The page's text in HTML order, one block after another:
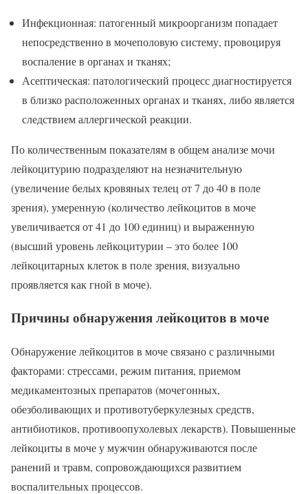
Инфекционная: патогенный микроорганизм попадает
непосредственно в мочеполовую систему, провоцируя
воспаление в органах и тканях;
Асептическая: патологический процесс диагностируется
в близко расположенных органах и тканях, либо является
следствием аллергической реакции.
По количественным показателям в общем анализе мочи
лейкоцитурию подразделяют на незначительную
(увеличение белых кровяных телец от 7 до 40 в поле
зрения), умеренную (количество лейкоцитов в моче
увеличивается от 41 до 100 единиц) и выраженную
(высший уровень лейкоцитурии – это более 100
лейкоцитарных клеток в поле зрения, визуально
проявляется как гной в моче).
Причины обнаружения лейкоцитов в моче
Обнаружение лейкоцитов в моче связано с различными
факторами: стрессами, режим питания, приемом
медикаментозных препаратов (мочегонных,
обезболивающих и противотуберкулезных средств,
антибиотиков, противоопухолевых лекарств). Повышенные
лейкоциты в моче у мужчин обнаруживаются после
ранений и травм, сопровождающихся развитием
воспалительных процессов.